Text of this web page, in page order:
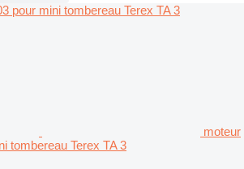
moteur
tombereau Terex TA 3